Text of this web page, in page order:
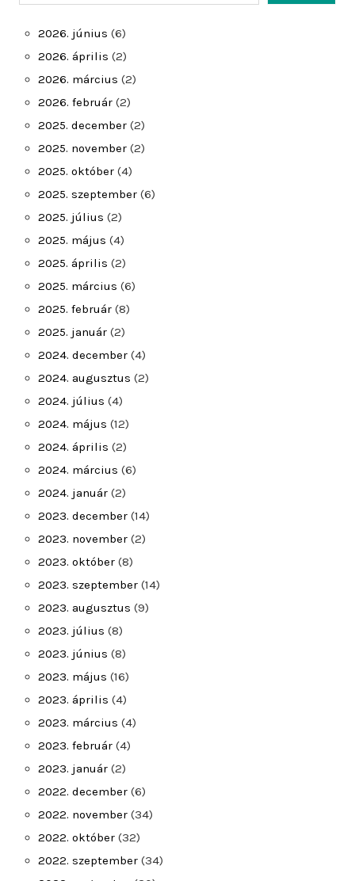
2026. június (6)
2026. április (2)
2026. március (2)
2026. február (2)
2025. december (2)
2025. november (2)
2025. október (4)
2025. szeptember (6)
2025. július (2)
2025. május (4)
2025. április (2)
2025. március (6)
2025. február (8)
2025. január (2)
2024. december (4)
2024. augusztus (2)
2024. július (4)
2024. május (12)
2024. április (2)
2024. március (6)
2024. január (2)
2023. december (14)
2023. november (2)
2023. október (8)
2023. szeptember (14)
2023. augusztus (9)
2023. július (8)
2023. június (8)
2023. május (16)
2023. április (4)
2023. március (4)
2023. február (4)
2023. január (2)
2022. december (6)
2022. november (34)
2022. október (32)
2022. szeptember (34)